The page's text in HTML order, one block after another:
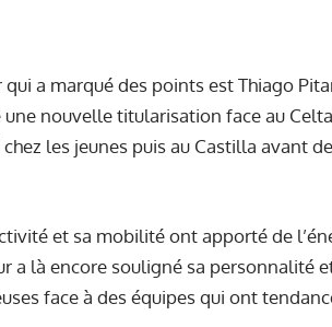
qui a marqué des points est Thiago
une nouvelle titularisation face au
chez les jeunes puis au Castilla avant
et sa mobilité ont apporté de
a là encore souligné sa personnalité
face à des équipes qui ont